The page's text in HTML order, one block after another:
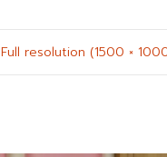
Full resolution (1500 ×